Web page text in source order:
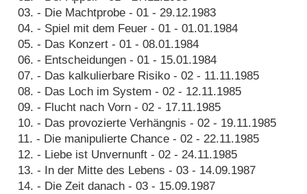
03. - Die Machtprobe - 01 - 29.12.1983
04. - Spiel mit dem Feuer - 01 - 01.01.1984
05. - Das Konzert - 01 - 08.01.1984
06. - Entscheidungen - 01 - 15.01.1984
07. - Das kalkulierbare Risiko - 02 - 11.11.1985
08. - Das Loch im System - 02 - 12.11.1985
09. - Flucht nach Vorn - 02 - 17.11.1985
10. - Das provozierte Verhängnis - 02 - 19.11.1985
11. - Die manipulierte Chance - 02 - 22.11.1985
12. - Liebe ist Unvernunft - 02 - 24.11.1985
13. - In der Mitte des Lebens - 03 - 14.09.1987
14. - Die Zeit danach - 03 - 15.09.1987